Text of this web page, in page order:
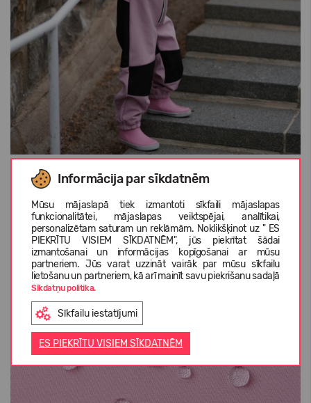
Informācija par sīkdatnēm
Mūsu mājaslapā tiek izmantoti sīkfaili mājaslapas
funkcionalitātei, mājaslapas veiktspējai, analītikai,
personalizētam saturam un reklāmām. Noklikšķinot uz " ES
PIEKRĪTU VISIEM SĪKDATNĒM", jūs piekrītat šādai
izmantošanai un informācijas kopīgošanai ar mūsu
partneriem. Jūs varat uzzināt vairāk par mūsu sīkfailu
lietošanu un partneriem, kā arī mainīt savu piekrišanu sadaļā
Sīkdatņu politika.
Sīkfailu iestatījumi
ES PIEKRĪTU VISIEM SĪKDATNĒM